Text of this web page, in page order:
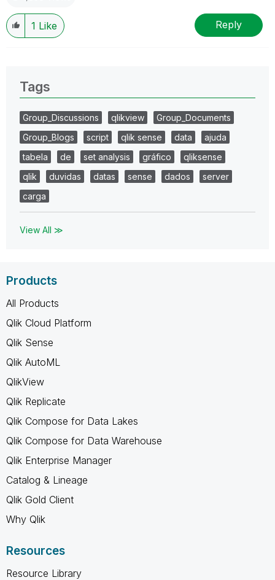
1 Like Reply
Tags
Group_Discussions qlikview
Group_Documents
Group_Blogs
script qlik sense data
ajuda
tabela
de set analysis gráfico
qliksense
qlik
duvidas datas sense dados
server
carga
View All ≫
Products
All Products
Qlik Cloud Platform
Qlik Sense
Qlik AutoML
QlikView
Qlik Replicate
Qlik Compose for Data Lakes
Qlik Compose for Data Warehouse
Qlik Enterprise Manager
Catalog & Lineage
Qlik Gold Client
Why Qlik
Resources
Resource Library